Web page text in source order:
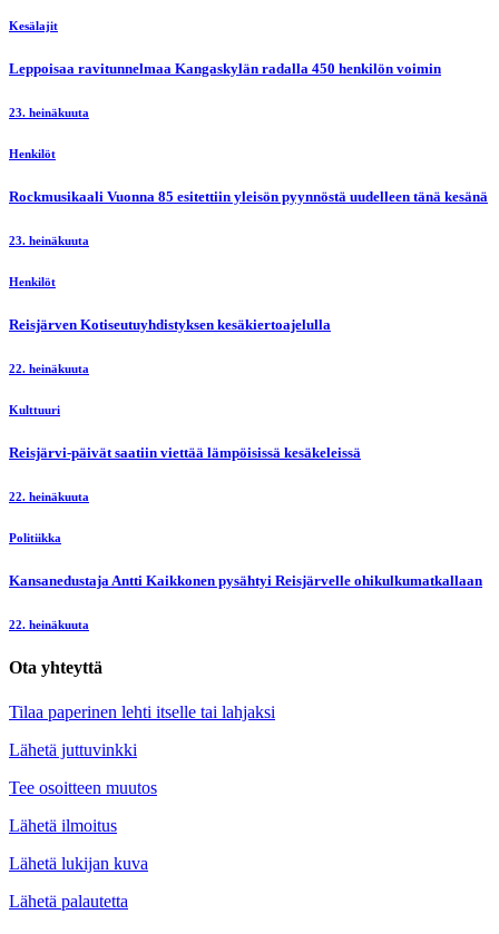
Kesälajit
Leppoisaa ravitunnelmaa Kangaskylän radalla 450 henkilön voimin
23. heinäkuuta
Henkilöt
Rockmusikaali Vuonna 85 esitettiin yleisön pyynnöstä uudelleen tänä kesänä
23. heinäkuuta
Henkilöt
Reisjärven Kotiseutuyhdistyksen kesäkiertoajelulla
22. heinäkuuta
Kulttuuri
Reisjärvi-päivät saatiin viettää lämpöisissä kesäkeleissä
22. heinäkuuta
Politiikka
Kansanedustaja Antti Kaikkonen pysähtyi Reisjärvelle ohikulkumatkallaan
22. heinäkuuta
Ota yhteyttä
Tilaa paperinen lehti itselle tai lahjaksi
Lähetä juttuvinkki
Tee osoitteen muutos
Lähetä ilmoitus
Lähetä lukijan kuva
Lähetä palautetta